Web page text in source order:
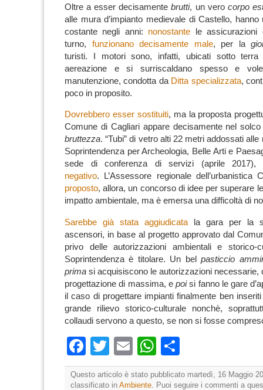
Oltre a esser decisamentebrutti, un vero corpo
alle mura d’impianto medievale di Castello, hanno
costante negli anni: nonostante le assicurazioni
turno, funzionano decisamente male, per la
turisti.
I motori sono, infatti, ubicati sotto terra
aereazione e si surriscaldano spesso e
manutenzione, condotta da Ditta specializzata,
poco in proposito.
Dovrebbero esser sostituiti, ma la proposta
Comune di Cagliariappare decisamente nel solco
bruttezza. “Tubi” di vetro alti 22 metri addossati
Soprintendenza per Archeologia, Belle Arti e
sede diconferenza di servizi (aprile
negativo. L’Assessore regionale dell’urbanistica
proposto, allora, un concorso di idee per superare
impatto ambientale, ma è emersa una difficoltà di
Sarebbe già stata aggiudicata la gara per la
ascensori, in base al progetto approvato dal
privo delle autorizzazioni ambientali e storico-
Soprintendenza è titolare. Un belpasticcio
prima si acquisiscono le autorizzazioni necessarie,
progettazione di massima, epoisi fanno le gare
il caso di progettare impianti finalmente ben
grande rilievo storico-culturale nonchè,
collaudi servono a questo, se non si fosse
Facebook
TwitterEmailWhatsApp
Questo articolo è stato pubblicato martedì, 16 Maggio
classificato in Ambiente . Puoi seguire i commenti a